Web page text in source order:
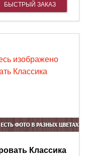
БЫСТРЫЙ ЗАКАЗ
Классика